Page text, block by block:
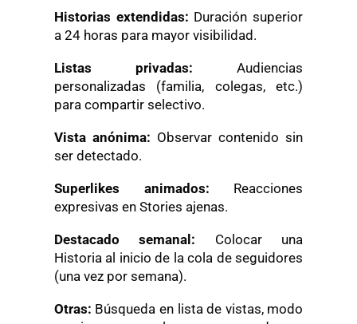
Historias extendidas: Duración superior
a 24 horas para mayor visibilidad.
Listas privadas: Audiencias
personalizadas (familia, colegas, etc.)
para compartir selectivo.
Vista anónima: Observar contenido sin
ser detectado.
Superlikes animados: Reacciones
expresivas en Stories ajenas.
Destacado semanal: Colocar una
Historia al inicio de la cola de seguidores
(una vez por semana).
Otras: Búsqueda en lista de vistas, modo